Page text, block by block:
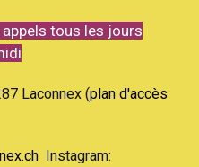
tous les jours
Laconnex (plan d'accès
Instagram: